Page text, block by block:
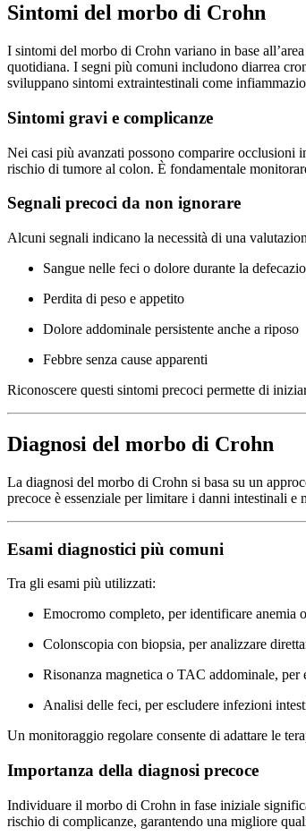
Sintomi del morbo di Crohn
I sintomi del morbo di Crohn variano in base
quotidiana. I segni più comuni includono diarrea
sviluppano sintomi extraintestinali come
Sintomi gravi e complicanze
Nei casi più avanzati possono comparire occlusioni
rischio di tumore al colon. È fondamentale
Segnali precoci da non ignorare
Alcuni segnali indicano la necessità di una
Sangue nelle feci o dolore durante la
Perdita di peso e appetito
Dolore addominale persistente anche a riposo
Febbre senza cause apparenti
Riconoscere questi sintomi precoci permette di
Diagnosi del morbo di Crohn
La diagnosi del morbo di Crohn si basa su un
precoce è essenziale per limitare i danni intestinali e
Esami diagnostici più comuni
Tra gli esami più utilizzati:
Emocromo completo, per identificare anemia
Colonscopia con biopsia, per analizzare
Risonanza magnetica o TAC addominale,
Analisi delle feci, per escludere infezioni
Un monitoraggio regolare consente di adattare le
Importanza della diagnosi precoce
Individuare il morbo di Crohn in fase iniziale
rischio di complicanze, garantendo una migliore